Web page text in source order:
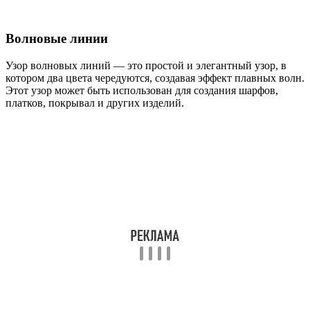
Волновые линии
Узор волновых линий — это простой и элегантный узор, в
котором два цвета чередуются, создавая эффект плавных волн.
Этот узор может быть использован для создания шарфов,
платков, покрывал и других изделий.